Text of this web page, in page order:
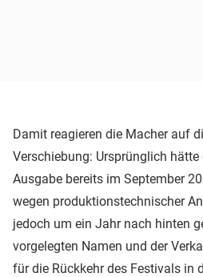
Damit reagieren die Macher auf
Verschiebung: Ursprünglich
Ausgabe bereits im September
wegen produktionstechnischer
jedoch um ein Jahr nach hinten
vorgelegten Namen und der
für die Rückkehr des Festivals in